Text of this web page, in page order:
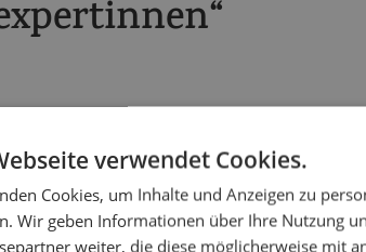
“
sehr, dass unsere Proben den von Ihnen
damit wir Ihnen die neuesten Proben und
verwendet Cookies.
Cookies, um Inhalte und Anzeigen zu
Wir geben Informationen über Ihre Nutzung
weiter, die diese möglicherweise mit